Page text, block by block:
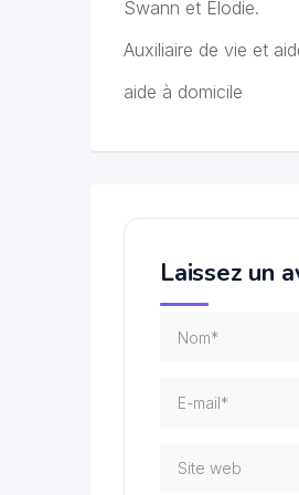
Swann et Elodie.
Auxiliaire de vie et
aide à domicile
Laissez un